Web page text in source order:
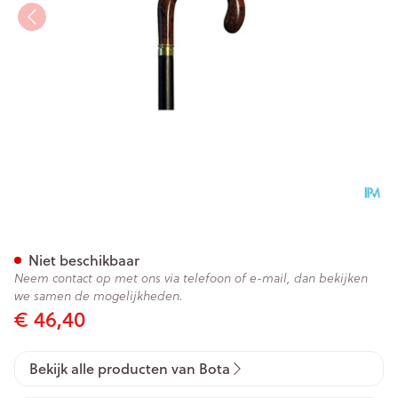
€ 46,40
Niet beschikbaar
Neem contact op met ons via telefoon of e-mail, dan bekijken
we samen de mogelijkheden.
Bekijk alle producten van Bota